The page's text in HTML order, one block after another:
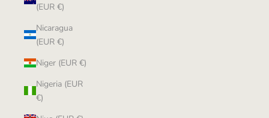
(EUR €)
Nicaragua
(EUR €)
Niger (EUR €)
Nigeria (EUR
€)